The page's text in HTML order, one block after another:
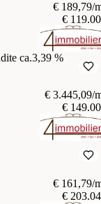
€ 189,79/
€
ca.3,39 %
€ 3.445,09/
€
€ 161,79/
€